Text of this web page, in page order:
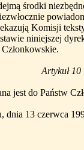
środki
Komisji
niniejszej
Członkowskie.
Artykuł 10
jest do Państw
dnia 13 czerwca